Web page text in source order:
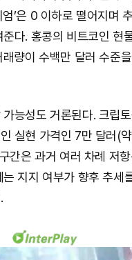
’은 0 이하로 떨어지며
다. 홍콩의 비트코인 현
량이 수백만 달러 수준
능성도 거론된다. 크립
실현 가격인 7만 달러(
간은 과거 여러 차례 저
지지 여부가 향후 추세